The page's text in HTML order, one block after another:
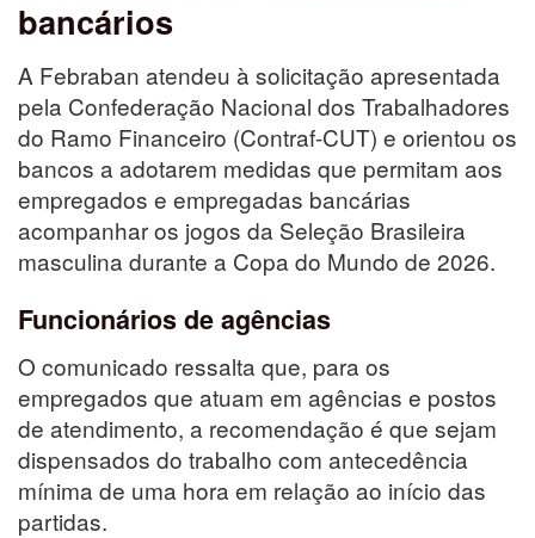
bancários
A Febraban atendeu à solicitação apresentada
pela Confederação Nacional dos Trabalhadores
do Ramo Financeiro (Contraf-CUT) e orientou os
bancos a adotarem medidas que permitam aos
empregados e empregadas bancárias
acompanhar os jogos da Seleção Brasileira
masculina durante a Copa do Mundo de 2026.
Funcionários de agências
O comunicado ressalta que, para os
empregados que atuam em agências e postos
de atendimento, a recomendação é que sejam
dispensados do trabalho com antecedência
mínima de uma hora em relação ao início das
partidas.